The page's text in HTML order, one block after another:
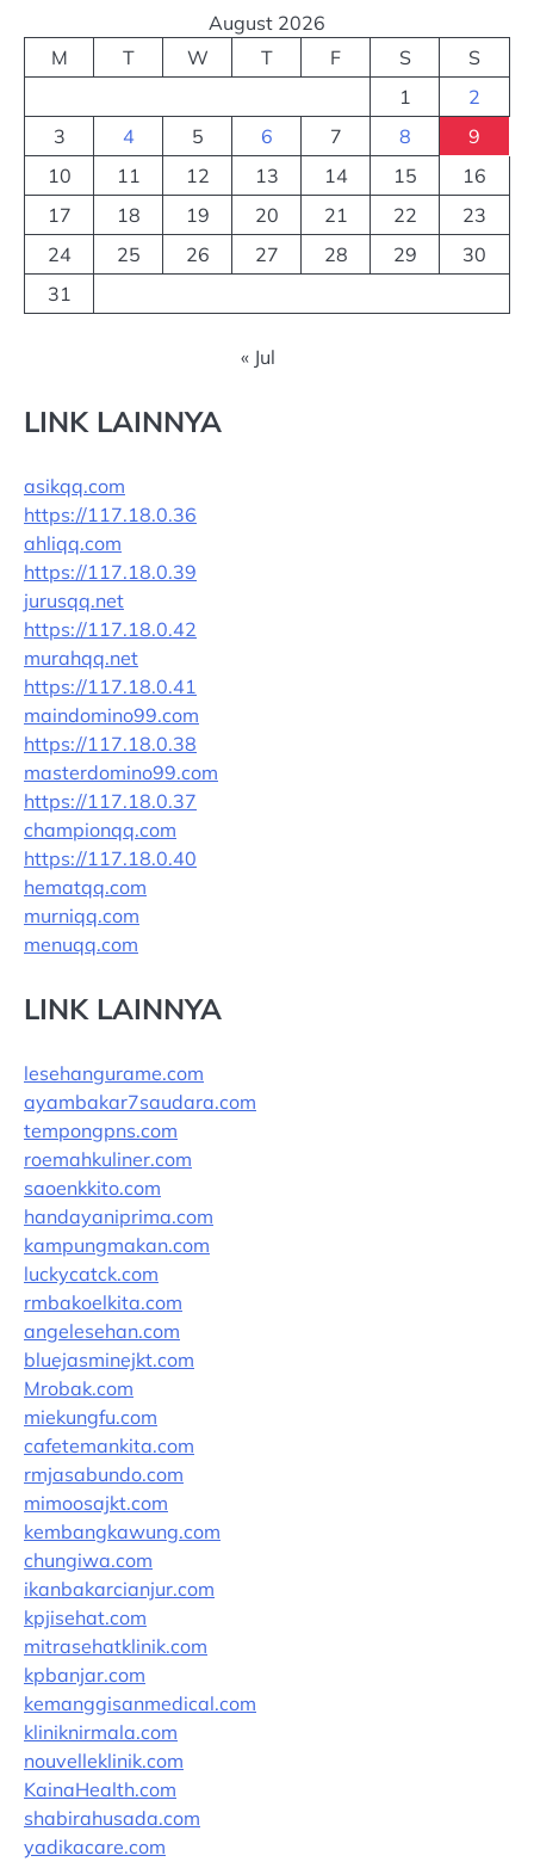
August 2026
M
T W T F S
S
1
2
3
4 5 6 7 8
9
10
11 12 13 14 15
16
17
18 19 20 21 22
23
24
25 26 27 28 29
30
31
« Jul
LINK LAINNYA
asikqq.com
https://117.18.0.36
ahliqq.com
https://117.18.0.39
jurusqq.net
https://117.18.0.42
murahqq.net
https://117.18.0.41
maindomino99.com
https://117.18.0.38
masterdomino99.com
https://117.18.0.37
championqq.com
https://117.18.0.40
hematqq.com
murniqq.com
menuqq.com
LINK LAINNYA
lesehangurame.com
ayambakar7saudara.com
tempongpns.com
roemahkuliner.com
saoenkkito.com
handayaniprima.com
kampungmakan.com
luckycatck.com
rmbakoelkita.com
angelesehan.com
bluejasminejkt.com
Mrobak.com
miekungfu.com
cafetemankita.com
rmjasabundo.com
mimoosajkt.com
kembangkawung.com
chungiwa.com
ikanbakarcianjur.com
kpjisehat.com
mitrasehatklinik.com
kpbanjar.com
kemanggisanmedical.com
kliniknirmala.com
nouvelleklinik.com
KainaHealth.com
shabirahusada.com
yadikacare.com